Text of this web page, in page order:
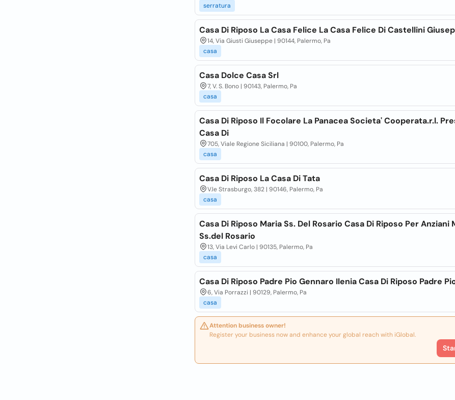
serratura
Casa Di Riposo La Casa Felice La Casa Felice Di Castellini
14, Via Giusti Giuseppe | 90144, Palermo, Pa
casa
Casa Dolce Casa Srl
7, V. S. Bono | 90143, Palermo, Pa
casa
Casa Di Riposo Il Focolare La Panacea Societa' Cooperata.r.l.
Casa Di
705, Viale Regione Siciliana | 90100, Palermo, Pa
casa
Casa Di Riposo La Casa Di Tata
V.le Strasburgo, 382 | 90146, Palermo, Pa
casa
Casa Di Riposo Maria Ss. Del Rosario Casa Di Riposo Per Anziani
Ss.del Rosario
13, Via Levi Carlo | 90135, Palermo, Pa
casa
Casa Di Riposo Padre Pio Gennaro Ilenia Casa Di Riposo Padre
6, Via Porrazzi | 90129, Palermo, Pa
casa
Attention business owner!
Register your business now and enhance your global reach with iGlobal.